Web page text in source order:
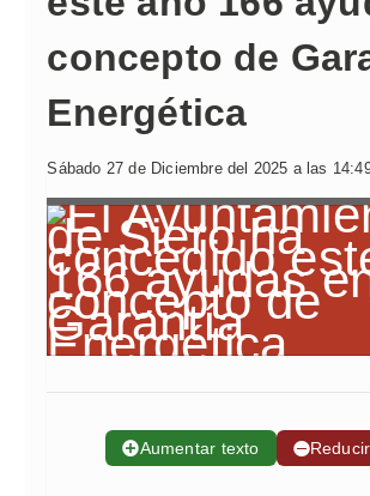
concepto de
Energética
Sábado 27 de Diciembre del 2025 a las
➕Aumentar texto ➖